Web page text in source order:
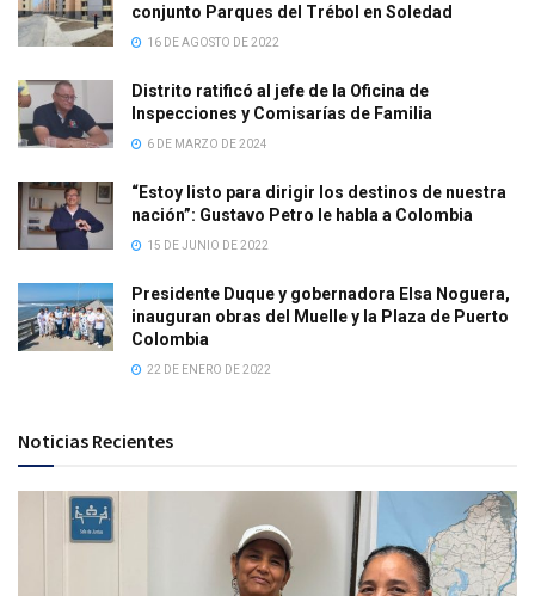
conjunto Parques del Trébol en Soledad
16 DE AGOSTO DE 2022
Distrito ratificó al jefe de la Oficina de
Inspecciones y Comisarías de Familia
6 DE MARZO DE 2024
“Estoy listo para dirigir los destinos de nuestra
nación”: Gustavo Petro le habla a Colombia
15 DE JUNIO DE 2022
Presidente Duque y gobernadora Elsa Noguera,
inauguran obras del Muelle y la Plaza de Puerto
Colombia
22 DE ENERO DE 2022
Noticias Recientes